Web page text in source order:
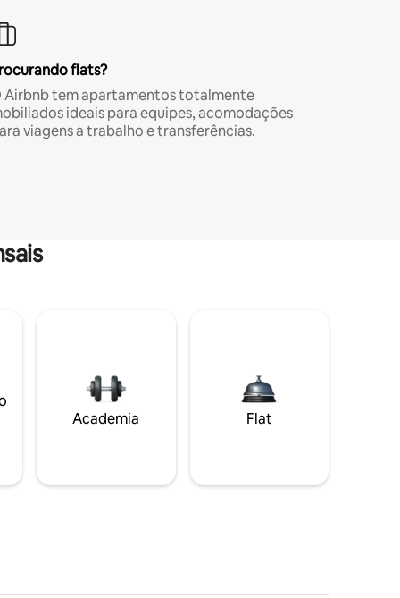
flats?
Airbnb tem apartamentos totalmente
ideais para equipes, acomodações
viagens a trabalho e transferências.
Academia Flat